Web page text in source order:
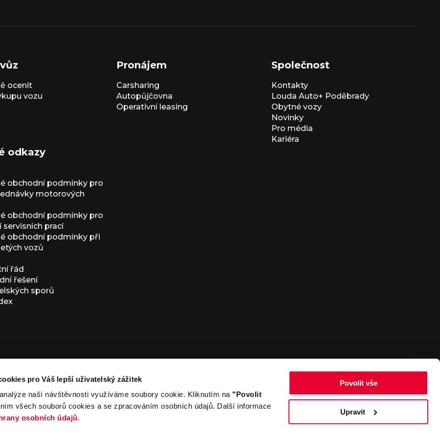
pro Váš lepší uživatelský zážitek
naší návštěvnosti využíváme soubory cookie. Kliknutím na "Povolit
všech souborů cookies a se zpracováním osobních údajů. Další informace
osobních údajů.
Povolit vše
Upravit
ocenit
vozu
Pronájem
Carsharing
Autopůjčovna
Operativní leasing
Společnost
Kontakty
Louda Auto+ Poděbrady
Obytné vozy
Novinky
Pro média
Kariéra
odkazy
obchodní podmínky pro
motorových
obchodní podmínky pro
servisních prací
obchodní podmínky při
vozů
řád
řešení
sporů
Zpět nahoru
Policy and Terms of Service